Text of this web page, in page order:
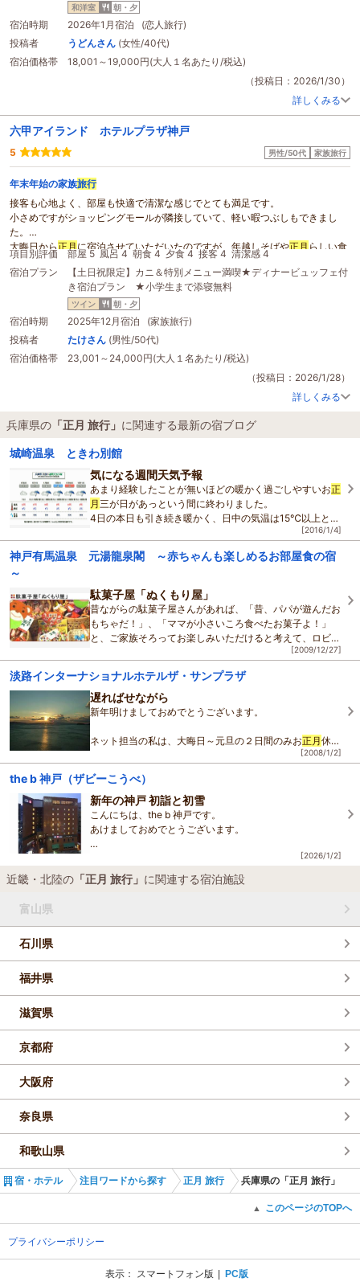
帰りに猫ちゃんにも会えました。かわいい。
また来たくなるお宿です。
1月末に、父への誕生日プレゼントとして新たに予約をしました。楽しんでく
れると良いな。
和洋室 朝・夕
宿泊時期
2026年1月宿泊 (恋人旅行)
投稿者
うどんさん (女性/40代)
宿泊価格帯
18,001～19,000円(大人１名あたり/税込)
（投稿日：2026/1/30）
詳しくみる
六甲アイランド ホテルプラザ神戸
5 男性/50代 家族旅行
年末年始の家族旅行
接客も心地よく、部屋も快適で清潔な感じでとても満足です。
小さめですがショッピングモールが隣接していて、軽い暇つぶしもできまし
た。
大晦日から正月 に宿泊させていただいたのですが、年越しそばや正月 らしい食
事がなかったのがちょっと残念でした。
項目別評価 部屋 5 風呂 4 朝食 4 夕食 4 接客 4 清潔感 4
宿泊プラン
【土日祝限定】カニ＆特別メニュー満喫★ディナービュッフェ付
き宿泊プラン ★小学生まで添寝無料
ツイン 朝・夕
宿泊時期
2025年12月宿泊 (家族旅行)
投稿者
たけさん (男性/50代)
宿泊価格帯
23,001～24,000円(大人１名あたり/税込)
（投稿日：2026/1/28）
詳しくみる
兵庫県の 「正月 旅行」 に関連する最新の宿ブログ
城崎温泉 ときわ別館
気になる週間天気予報
あまり経験したことが無いほどの暖かく過ごしやすいお正
月 三が日があっという間に終わりました。
4日の本日も引き続き暖かく、日中の気温は15℃以上と例
[2016/1/4]
神戸有馬温泉 元湯龍泉閣 ～赤ちゃんも楽しめるお部屋食の宿
～
駄菓子屋「ぬくもり屋」
昔ながらの駄菓子屋さんがあれば、「昔、パパが遊んだお
もちゃだ！」、「ママが小さいころ食べたお菓子よ！」
と、ご家族そろってお楽しみいただけると考えて、ロビー
の一角に駄菓子屋「ぬくもり屋」をオープンしまし[2009/12/27]
淡路インターナショナルホテルザ・サンプラザ
遅ればせながら
新年明けましておめでとうございます。
ネット担当の私は、大晦日～元旦の２日間のみお正月休み
日の夜自宅に帰って、バタン
[2008/1/2]
the b 神戸（ザビーこうべ）
新年の神戸 初詣と初雪
こんにちは、the b 神戸です。
あけましておめでとうございます。
旧年中は多くのお客様にご宿泊いただき、誠にありがとう
ございました。
2026年も、皆さまの神戸でのご滞在が心地よいものとな
[2026/1/2]
近畿・北陸の 「正月 旅行」 に関連する宿泊施設
富山県
石川県
福井県
滋賀県
京都府
大阪府
奈良県
和歌山県
宿・ホテル 注目ワードから探す 正月 旅行 兵庫県の「正月 旅行」
▲ このページのTOPへ
プライバシーポリシー
表示： スマートフォン版 PC版